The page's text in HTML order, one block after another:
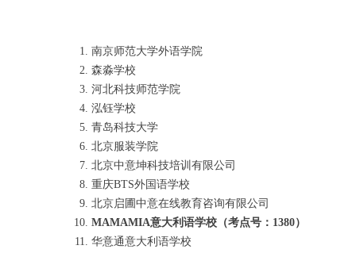
南京师范大学外语学院
森淼学校
河北科技师范学院
泓钰学校
青岛科技大学
北京服装学院
北京中意坤科技培训有限公司
重庆BTS外国语学校
北京启圃中意在线教育咨询有限公司
MAMAMIA意大利语学校（考点号：1380）
华意通意大利语学校